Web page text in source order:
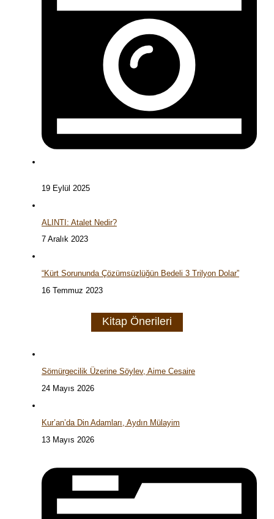
19 Eylül 2025
ALINTI: Atalet Nedir?
7 Aralık 2023
“Kürt Sorununda Çözümsüzlüğün Bedeli 3 Trilyon Dolar”
16 Temmuz 2023
Kitap Önerileri
Sömürgecilik Üzerine Söylev, Aime Cesaire
24 Mayıs 2026
Kur’an’da Din Adamları, Aydın Mülayim
13 Mayıs 2026